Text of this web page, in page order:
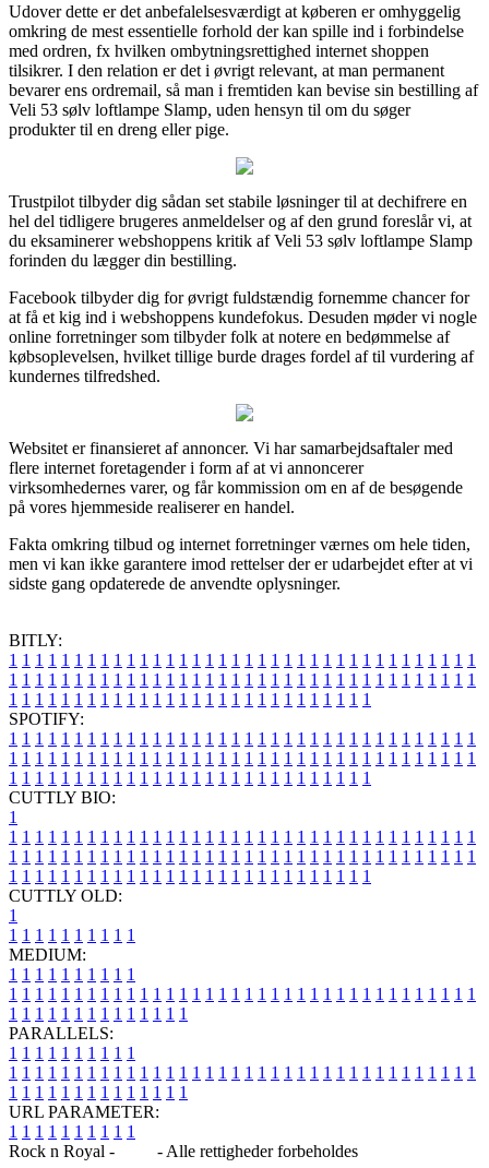
Udover dette er det anbefalelsesværdigt at køberen er omhyggelig
omkring de mest essentielle forhold der kan spille ind i forbindelse
med ordren, fx hvilken ombytningsrettighed internet shoppen
tilsikrer. I den relation er det i øvrigt relevant, at man permanent
bevarer ens ordremail, så man i fremtiden kan bevise sin bestilling af
Veli 53 sølv loftlampe Slamp, uden hensyn til om du søger
produkter til en dreng eller pige.
Trustpilot tilbyder dig sådan set stabile løsninger til at dechifrere en
hel del tidligere brugeres anmeldelser og af den grund foreslår vi, at
du eksaminerer webshoppens kritik af Veli 53 sølv loftlampe Slamp
forinden du lægger din bestilling.
Facebook tilbyder dig for øvrigt fuldstændig fornemme chancer for
at få et kig ind i webshoppens kundefokus. Desuden møder vi nogle
online forretninger som tilbyder folk at notere en bedømmelse af
købsoplevelsen, hvilket tillige burde drages fordel af til vurdering af
kundernes tilfredshed.
Websitet er finansieret af annoncer. Vi har samarbejdsaftaler med
flere internet foretagender i form af at vi annoncerer
virksomhedernes varer, og får kommission om en af de besøgende
på vores hjemmeside realiserer en handel.
Fakta omkring tilbud og internet forretninger værnes om hele tiden,
men vi kan ikke garantere imod rettelser der er udarbejdet efter at vi
sidste gang opdaterede de anvendte oplysninger.
BITLY:
1 1 1 1 1 1 1 1 1 1 1 1 1 1 1 1 1 1 1 1 1 1 1 1 1 1 1 1 1 1 1 1 1 1 1 1
1 1 1 1 1 1 1 1 1 1 1 1 1 1 1 1 1 1 1 1 1 1 1 1 1 1 1 1 1 1 1 1 1 1 1 1
1 1 1 1 1 1 1 1 1 1 1 1 1 1 1 1 1 1 1 1 1 1 1 1 1 1 1 1
SPOTIFY:
1 1 1 1 1 1 1 1 1 1 1 1 1 1 1 1 1 1 1 1 1 1 1 1 1 1 1 1 1 1 1 1 1 1 1 1
1 1 1 1 1 1 1 1 1 1 1 1 1 1 1 1 1 1 1 1 1 1 1 1 1 1 1 1 1 1 1 1 1 1 1 1
1 1 1 1 1 1 1 1 1 1 1 1 1 1 1 1 1 1 1 1 1 1 1 1 1 1 1 1
CUTTLY BIO:
1
1 1 1 1 1 1 1 1 1 1 1 1 1 1 1 1 1 1 1 1 1 1 1 1 1 1 1 1 1 1 1 1 1 1 1 1
1 1 1 1 1 1 1 1 1 1 1 1 1 1 1 1 1 1 1 1 1 1 1 1 1 1 1 1 1 1 1 1 1 1 1 1
1 1 1 1 1 1 1 1 1 1 1 1 1 1 1 1 1 1 1 1 1 1 1 1 1 1 1 1
CUTTLY OLD:
1
1 1 1 1 1 1 1 1 1 1
MEDIUM:
1 1 1 1 1 1 1 1 1 1
1 1 1 1 1 1 1 1 1 1 1 1 1 1 1 1 1 1 1 1 1 1 1 1 1 1 1 1 1 1 1 1 1 1 1 1
1 1 1 1 1 1 1 1 1 1 1 1 1 1
PARALLELS:
1 1 1 1 1 1 1 1 1 1
1 1 1 1 1 1 1 1 1 1 1 1 1 1 1 1 1 1 1 1 1 1 1 1 1 1 1 1 1 1 1 1 1 1 1 1
1 1 1 1 1 1 1 1 1 1 1 1 1 1
URL PARAMETER:
1 1 1 1 1 1 1 1 1 1
Rock n Royal -
- Alle rettigheder forbeholdes